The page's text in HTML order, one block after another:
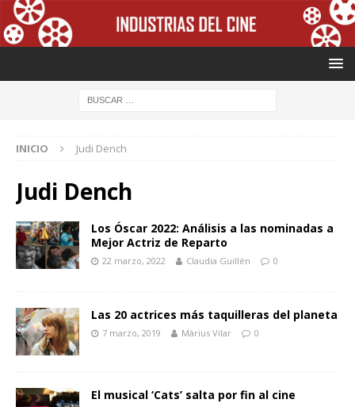
INICIO Judi Dench
Judi Dench
Los Óscar 2022: Análisis a las nominadas a
Mejor Actriz de Reparto
22 marzo, 2022 Claudia Guillén 0
Las 20 actrices más taquilleras del planeta
7 marzo, 2019 Màrius Vilar 0
El musical ‘Cats’ salta por fin al cine